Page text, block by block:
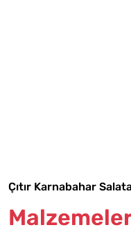
Çıtır Karnabahar